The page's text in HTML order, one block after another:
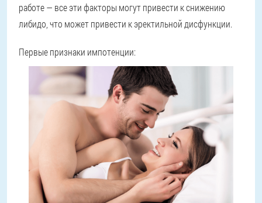
работе — все эти факторы могут привести к снижению
либидо, что может привести к эректильной дисфункции.
Первые признаки импотенции: